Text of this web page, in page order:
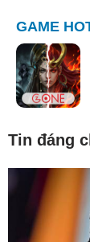
GAME
Tin đáng